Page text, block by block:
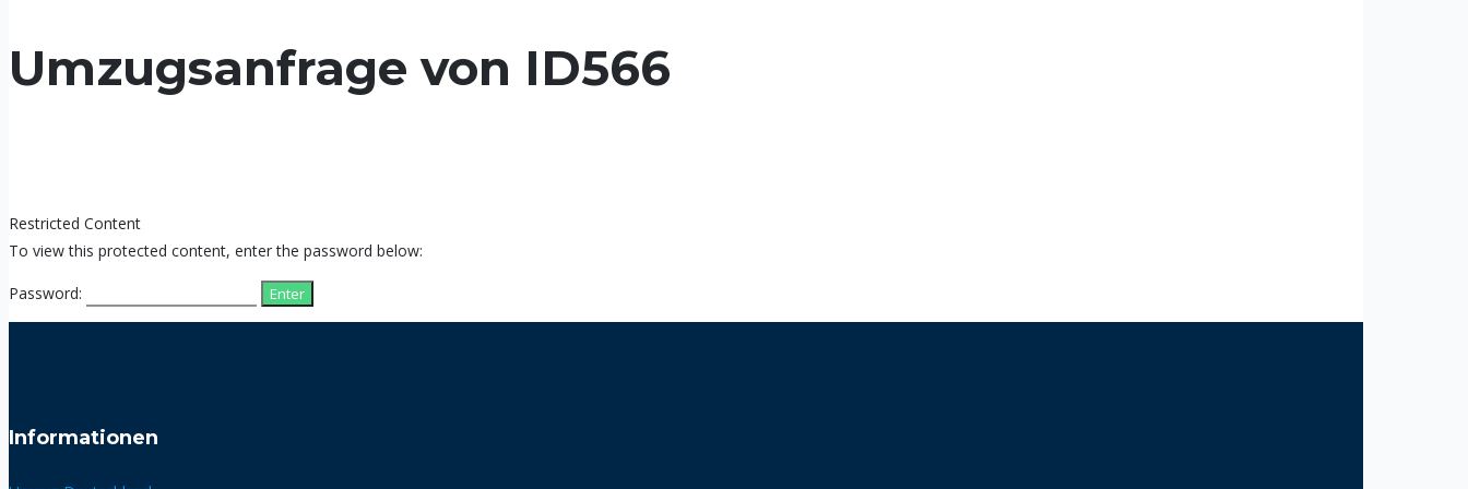
Umzugsanfrage von ID566
Restricted Content
To view this protected content, enter the password below:
Password:
Informationen